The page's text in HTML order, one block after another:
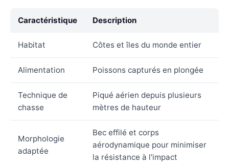
Caractéristique Description
Habitat Côtes et îles du monde entier
Alimentation Poissons capturés en plongée
Technique de
chasse
Piqué aérien depuis plusieurs
mètres de hauteur
Morphologie
adaptée
Bec effilé et corps
aérodynamique pour minimiser
la résistance à l'impact